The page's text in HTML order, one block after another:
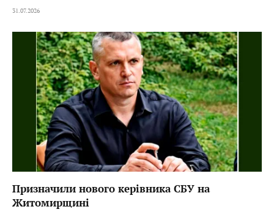
31.07.2026
Призначили нового керівника СБУ на
Житомирщині